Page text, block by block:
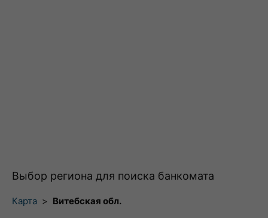
Выбор региона для поиска банкомата
Карта > Витебская обл.